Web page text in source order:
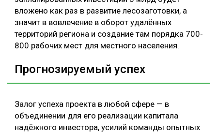
вложено как раз в развитие лесозаготовки, а
значит в вовлечение в оборот удалённых
территорий региона и создание там порядка 700-
800 рабочих мест для местного населения.
Прогнозируемый успех
Залог успеха проекта в любой сфере — в
объединении для его реализации капитала
надёжного инвестора, усилий команды опытных